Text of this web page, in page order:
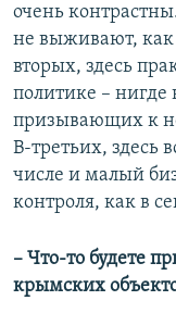
очень
не выживают, как
вторых, здесь
политике – нигде
призывающих к
В-третьих, здесь
числе и малый
контроля, как в
– Что-то будете
крымских